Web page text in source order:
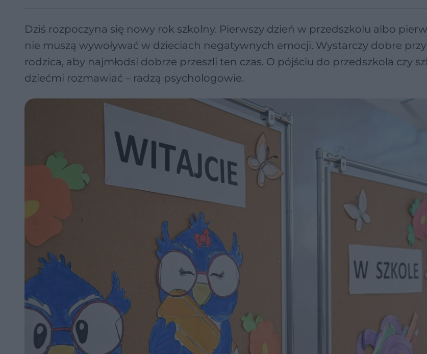
Dziś rozpoczyna się nowy rok szkolny. Pierwszy dzień w przedszkolu albo
nie muszą wywoływać w dzieciach negatywnych emocji. Wystarczy dobre
rodzica, aby najmłodsi dobrze przeszli ten czas. O pójściu do przedszkola czy
dziećmi rozmawiać – radzą psychologowie.